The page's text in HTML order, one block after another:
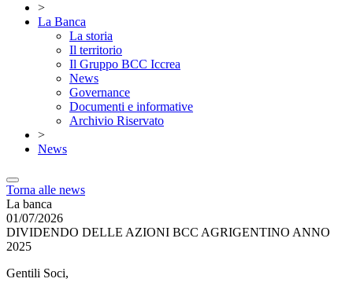
>
La Banca
La storia
Il territorio
Il Gruppo BCC Iccrea
News
Governance
Documenti e informative
Archivio Riservato
>
News
Torna alle news
La banca
01/07/2026
DIVIDENDO DELLE AZIONI BCC AGRIGENTINO ANNO
2025
Gentili Soci,